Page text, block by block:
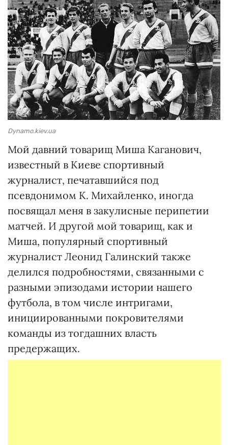
Dynamo.kiev.ua
Мой давний товарищ Миша Каганович,
известный в Киеве спортивный
журналист, печатавшийся под
псевдонимом К. Михайленко, иногда
посвящал меня в закулисные перипетии
матчей. И другой мой товарищ, как и
Миша, популярный спортивный
журналист Леонид Галинский также
делился подробностями, связанными с
разными эпизодами истории нашего
футбола, в том числе интригами,
инициированными покровителями
команды из тогдашних власть
предержащих.